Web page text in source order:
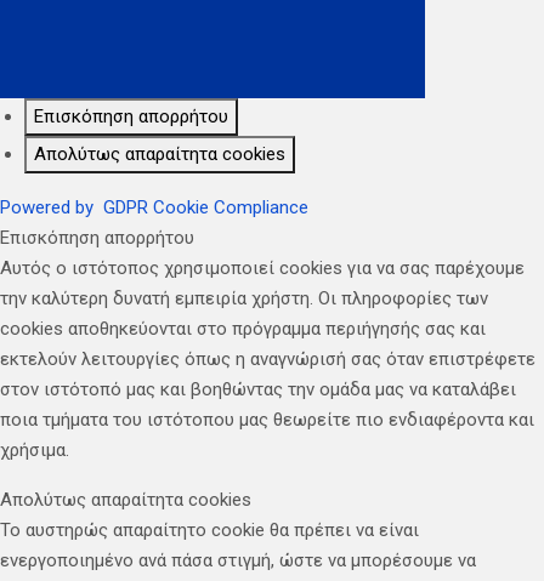
Επισκόπηση απορρήτου
Απολύτως απαραίτητα cookies
Powered by GDPR Cookie Compliance
Επισκόπηση απορρήτου
Αυτός ο ιστότοπος χρησιμοποιεί cookies για να σας παρέχουμε
την καλύτερη δυνατή εμπειρία χρήστη. Οι πληροφορίες των
cookies αποθηκεύονται στο πρόγραμμα περιήγησής σας και
εκτελούν λειτουργίες όπως η αναγνώρισή σας όταν επιστρέφετε
στον ιστότοπό μας και βοηθώντας την ομάδα μας να καταλάβει
ποια τμήματα του ιστότοπου μας θεωρείτε πιο ενδιαφέροντα και
χρήσιμα.
Απολύτως απαραίτητα cookies
Το αυστηρώς απαραίτητο cookie θα πρέπει να είναι
ενεργοποιημένο ανά πάσα στιγμή, ώστε να μπορέσουμε να